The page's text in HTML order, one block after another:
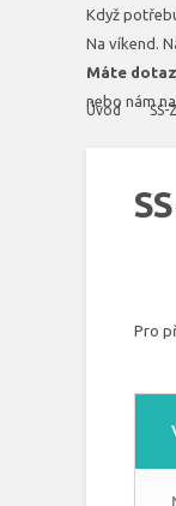
Když
Na víkend.
Máte
nebo nám
Úvod SS-
Pro